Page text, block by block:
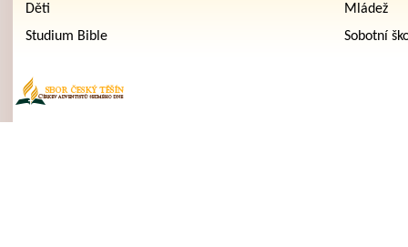
Děti
Mládež
Studium Bible
Sobotní